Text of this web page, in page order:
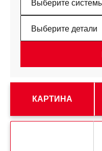
КАРТИНА